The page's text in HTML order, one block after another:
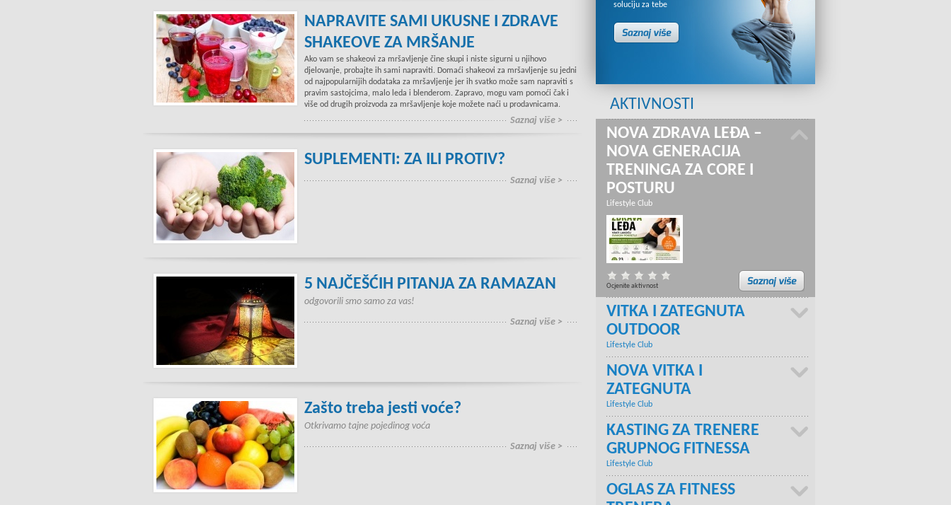
NAPRAVITE SAMI UKUSNE I ZDRAVE
SHAKEOVE ZA MRŠANJE
Ako vam se shakeovi za mršavljenje čine skupi i niste sigurni u njihovo
djelovanje, probajte ih sami napraviti. Domaći shakeovi za mršavljenje su jedni
od najpopularnijih dodataka za mršavljenje jer ih svatko može sam napraviti s
pravim sastojcima, malo leda i blenderom. Zapravo, mogu vam pomoći čak i
više od drugih proizvoda za mršavljenje koje možete naći u prodavnicama.
Saznaj više >
SUPLEMENTI: ZA ILI PROTIV?
Saznaj više >
5 NAJČEŠĆIH PITANJA ZA RAMAZAN
odgovorili smo samo za vas!
Saznaj više >
Zašto treba jesti voće?
Otkrivamo tajne pojedinog voća
Saznaj više >
soluciju za tebe
AKTIVNOSTI
NOVA ZDRAVA LEĐA –
NOVA GENERACIJA
TRENINGA ZA CORE I
POSTURU
Lifestyle Club
Ocjenite aktivnost
VITKA I ZATEGNUTA
OUTDOOR
Lifestyle Club
NOVA VITKA I
ZATEGNUTA
Lifestyle Club
KASTING ZA TRENERE
GRUPNOG FITNESSA
Lifestyle Club
OGLAS ZA FITNESS